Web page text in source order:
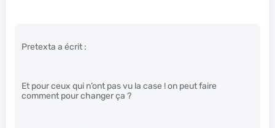
Pretexta a écrit :
Et pour ceux qui n’ont pas vu la case ! on peut faire
comment pour changer ça ?